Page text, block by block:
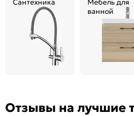
Сантехника
Мебель для
ванной
Отзывы на лучшие